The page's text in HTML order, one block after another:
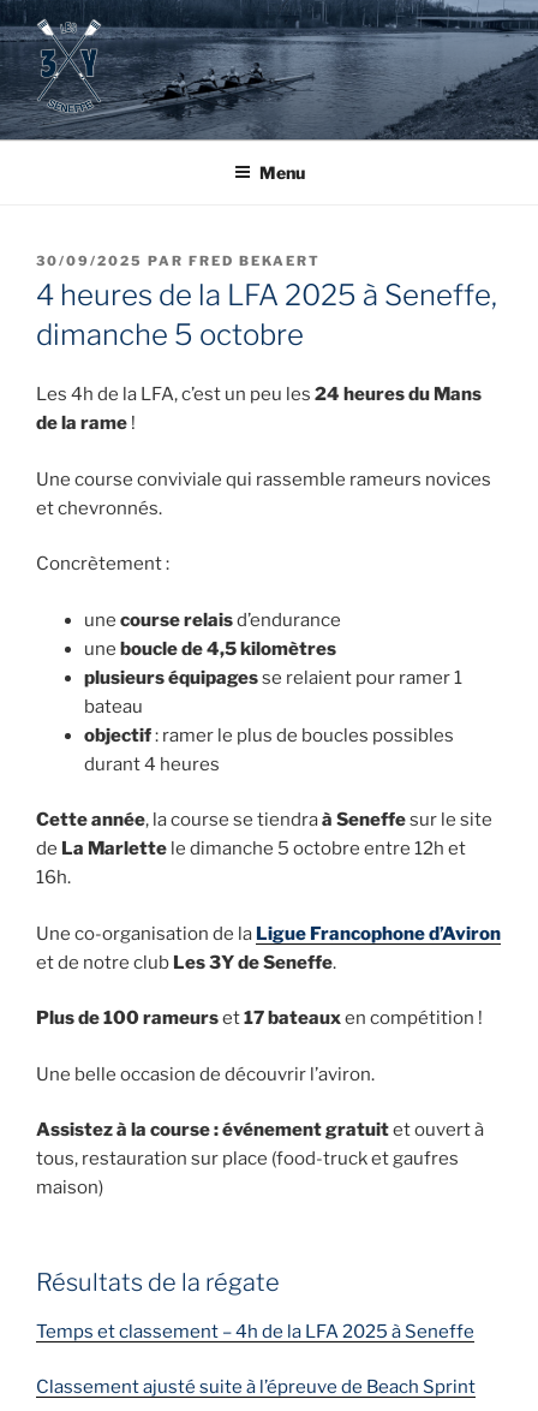
Aller
au
contenu
principal
Menu
PUBLIÉ
LE
30/09/2025 PAR FRED BEKAERT
4 heures de la LFA 2025 à Seneffe,
dimanche 5 octobre
Les 4h de la LFA, c’est un peu les 24 heures du Mans
de la rame !
Une course conviviale qui rassemble rameurs novices
et chevronnés.
Concrètement :
une course relaisd’endurance
une boucle de 4,5 kilomètres
plusieurs équipagesse relaient pour ramer 1
bateau
objectif: ramer le plus de boucles possibles
durant 4 heures
Cette année, la course se tiendraà Seneffesur le site
de La Marlette le dimanche 5 octobre entre 12h et
16h.
Une co-organisation de la Ligue Francophone d’Aviron
et de notre club Les 3Y de Seneffe.
Plus de 100 rameurset17 bateauxen compétition !
Une belle occasion de découvrir l’aviron.
Assistez à la course : événement gratuitet ouvert à
tous, restauration sur place (food-truck et gaufres
maison)
Résultats de la régate
Temps et classement – 4h de la LFA 2025 à Seneffe
Classement ajusté suite à l’épreuve de Beach Sprint